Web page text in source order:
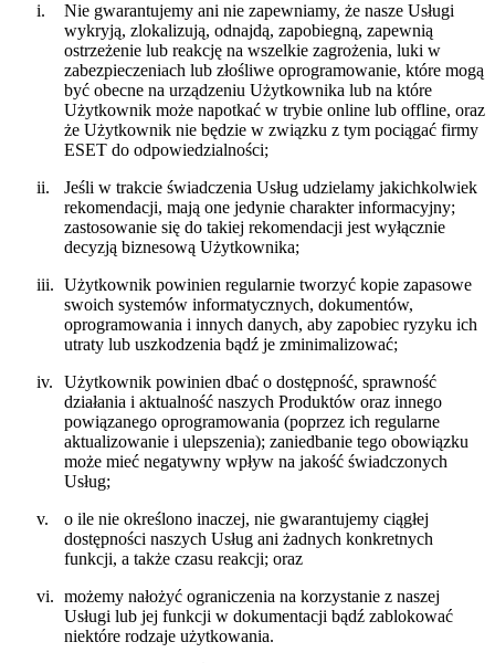
i.
Nie gwarantujemy ani nie zapewniamy, że nasze Usługi
wykryją, zlokalizują, odnajdą, zapobiegną, zapewnią
ostrzeżenie lub reakcję na wszelkie zagrożenia, luki w
zabezpieczeniach lub złośliwe oprogramowanie, które mogą
być obecne na urządzeniu Użytkownika lub na które
Użytkownik może napotkać w trybie online lub offline, oraz
że Użytkownik nie będzie w związku z tym pociągać firmy
ESET do odpowiedzialności;
ii.
Jeśli w trakcie świadczenia Usług udzielamy jakichkolwiek
rekomendacji, mają one jedynie charakter informacyjny;
zastosowanie się do takiej rekomendacji jest wyłącznie
decyzją biznesową Użytkownika;
iii. Użytkownik powinien regularnie tworzyć kopie zapasowe
swoich systemów informatycznych, dokumentów,
oprogramowania i innych danych, aby zapobiec ryzyku ich
utraty lub uszkodzenia bądź je zminimalizować;
iv.
Użytkownik powinien dbać o dostępność, sprawność
działania i aktualność naszych Produktów oraz innego
powiązanego oprogramowania (poprzez ich regularne
aktualizowanie i ulepszenia); zaniedbanie tego obowiązku
może mieć negatywny wpływ na jakość świadczonych
Usług;
v.
o ile nie określono inaczej, nie gwarantujemy ciągłej
dostępności naszych Usług ani żadnych konkretnych
funkcji, a także czasu reakcji; oraz
vi. możemy nałożyć ograniczenia na korzystanie z naszej
Usługi lub jej funkcji w dokumentacji bądź zablokować
niektóre rodzaje użytkowania.